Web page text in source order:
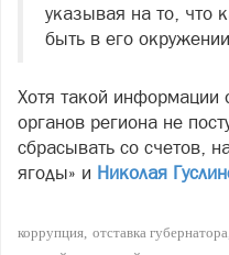
указывая на то, что
быть в его
Хотя такой информации
органов региона не
сбрасывать со счетов,
ягоды» и Николая
коррупция отставка губернатора